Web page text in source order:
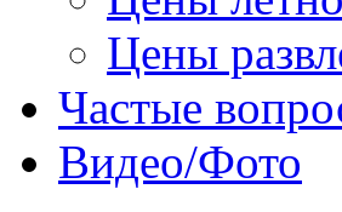
Цены
Частые
Видео/Фото